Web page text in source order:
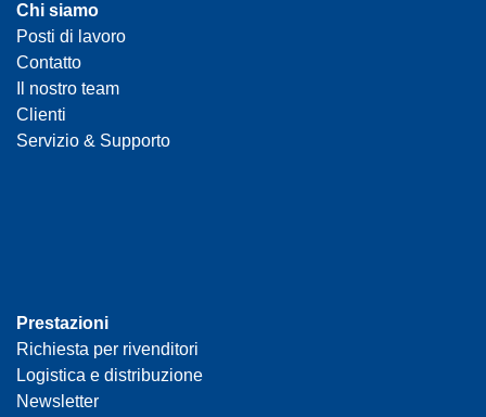
Chi siamo
Posti di lavoro
Contatto
Il nostro team
Clienti
Servizio & Supporto
Prestazioni
Richiesta per rivenditori
Logistica e distribuzione
Newsletter